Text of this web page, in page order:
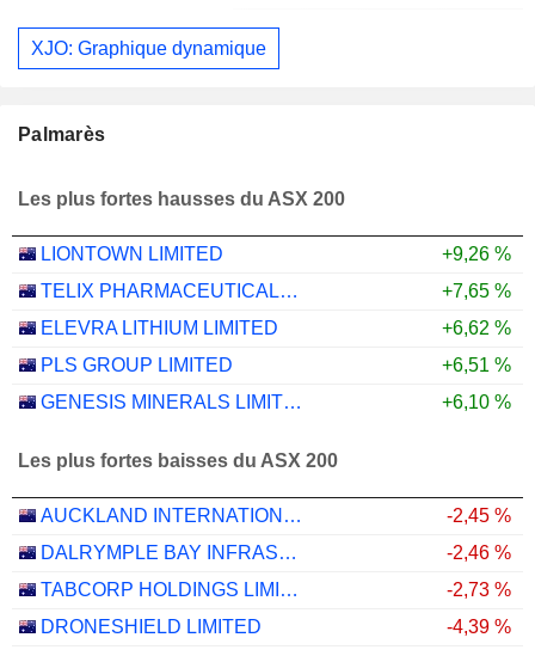
XJO: Graphique dynamique
Palmarès
Les plus fortes hausses du ASX 200
LIONTOWN LIMITED
+9,26 %
TELIX PHARMACEUTICALS LIMITED
+7,65 %
ELEVRA LITHIUM LIMITED
+6,62 %
PLS GROUP LIMITED
+6,51 %
GENESIS MINERALS LIMITED
+6,10 %
Les plus fortes baisses du ASX 200
AUCKLAND INTERNATIONAL AIRPORT LIMITED
-2,45 %
DALRYMPLE BAY INFRASTRUCTURE LIMITED
-2,46 %
TABCORP HOLDINGS LIMITED
-2,73 %
DRONESHIELD LIMITED
-4,39 %